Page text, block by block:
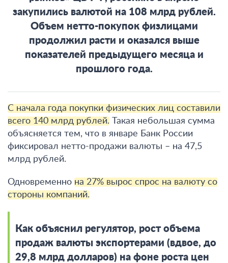
закупились валютой на 108 млрд рублей.
Объем нетто-покупок физлицами
продолжил расти и оказался выше
показателей предыдущего месяца и
прошлого года.
С начала года покупки физических лиц составили
всего 140 млрд рублей. Такая небольшая сумма
объясняется тем, что в январе Банк России
фиксировал нетто-продажи валюты – на 47,5
млрд рублей.
Одновременно на 27% вырос спрос на валюту со
стороны компаний.
Как объяснил регулятор, рост объема
продаж валюты экспортерами (вдвое, до
29,8 млрд долларов) на фоне роста цен